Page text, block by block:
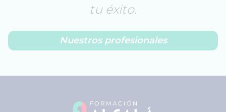
tu éxito.
Nuestros profesionales